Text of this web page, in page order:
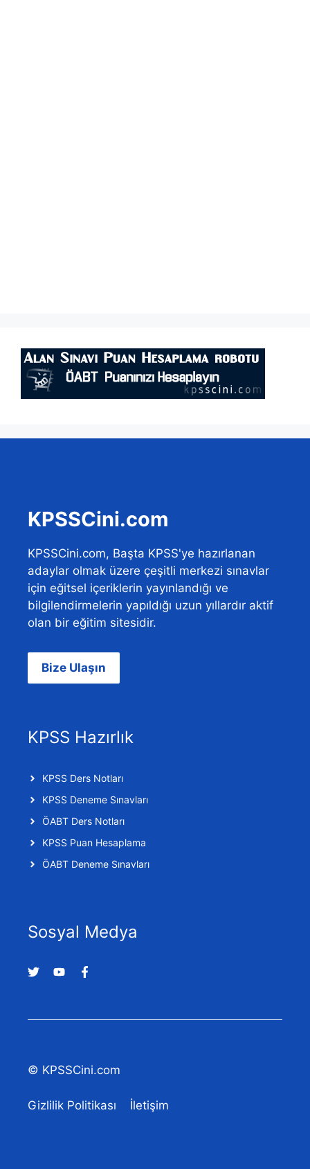
KPSSCini.com
KPSSCini.com, Başta KPSS'ye hazırlanan
adaylar olmak üzere çeşitli merkezi sınavlar
için eğitsel içeriklerin yayınlandığı ve
bilgilendirmelerin yapıldığı uzun yıllardır aktif
olan bir eğitim sitesidir.
Bize Ulaşın
KPSS Hazırlık
KPSS Ders Notları
KPSS Deneme Sınavları
ÖABT Ders Notları
KPSS Puan Hesaplama
ÖABT Deneme Sınavları
Sosyal Medya
© KPSSCini.com
Gizlilik Politikası İletişim